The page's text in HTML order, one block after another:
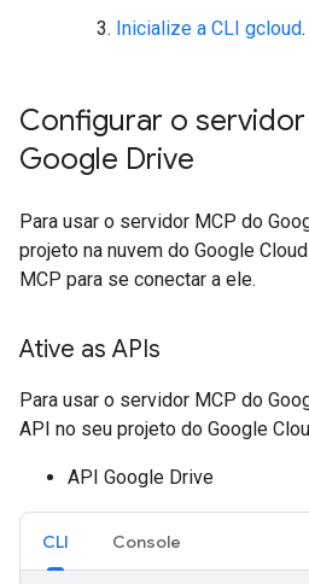
Inicialize a CLI gcloud.
Configurar o
Google Drive
Para usar o servidor MCP do
projeto na nuvem do Google
MCP para se conectar a ele.
Ative as APIs
Para usar o servidor MCP do
API no seu projeto do Google
API Google Drive
CLI Console